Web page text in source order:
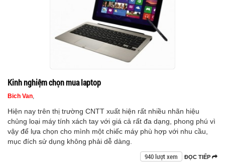
Kinh nghiệm chọn mua laptop
Bich Van,
Hiện nay trên thị trường CNTT xuất hiện rất nhiều nhãn hiệu
chủng loại máy tính xách tay với giá cả rất đa dạng, phong phú vì
vậy để lựa chọn cho mình một chiếc máy phù hợp với nhu cầu,
mục đích sử dụng không phải dễ dàng.
ĐỌC TIẾP
940 lượt xem